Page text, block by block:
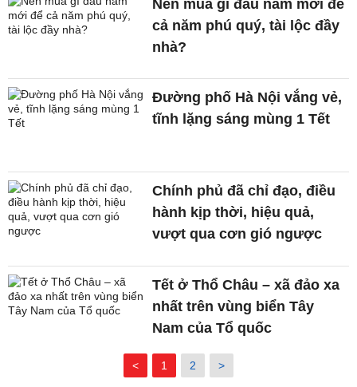
Nên mua gì đầu năm mới để
cả năm phú quý, tài lộc đầy
nhà?
Đường phố Hà Nội vắng vẻ,
tĩnh lặng sáng mùng 1 Tết
Chính phủ đã chỉ đạo, điều
hành kịp thời, hiệu quả,
vượt qua cơn gió ngược
Tết ở Thổ Châu – xã đảo xa
nhất trên vùng biển Tây
Nam của Tổ quốc
< 1 2 >